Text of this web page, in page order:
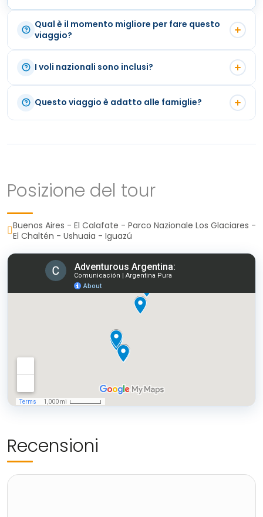
Qual è il momento migliore per fare questo
viaggio?
Da ottobre ad aprile c'è il clima migliore in Patagonia e
a Ushuaia. A Iguazú il tempo è tutto l'anno.
I voli nazionali sono inclusi?
proposta personalizzata.
Questo viaggio è adatto alle famiglie?
difficoltà del trekking può essere adattata alle
Posizione del tour
Buenos Aires - El Calafate - Parco Nazionale Los Glaciares -
El Chaltén - Ushuaia - Iguazú
Recensioni